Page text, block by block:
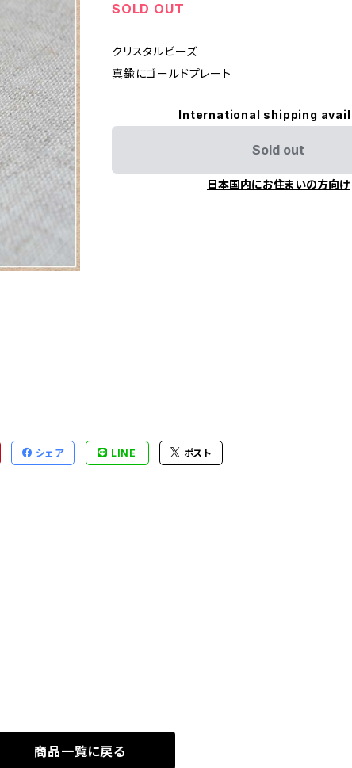
SOLD OUT
クリスタルビーズ
真鍮にゴールドプレート
International shipping
Sold out
日本国内にお住まいの方向け
シェア LINE ポスト
商品一覧に戻る